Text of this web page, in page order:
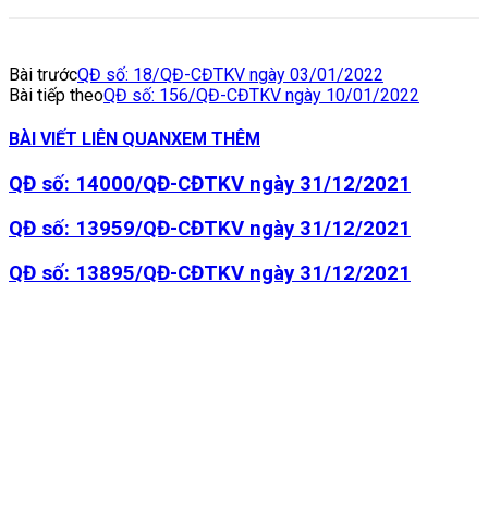
Bài trướcQĐ số: 18/QĐ-CĐTKV ngày 03/01/2022
Bài tiếp theoQĐ số: 156/QĐ-CĐTKV ngày 10/01/2022
BÀI VIẾT LIÊN QUANXEM THÊM
QĐ số: 14000/QĐ-CĐTKV ngày 31/12/2021
QĐ số: 13959/QĐ-CĐTKV ngày 31/12/2021
QĐ số: 13895/QĐ-CĐTKV ngày 31/12/2021